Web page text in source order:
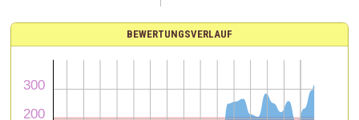
BEWERTUNGSVERLAUF